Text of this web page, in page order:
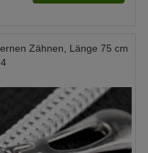
Zähnen, Länge 75 cm